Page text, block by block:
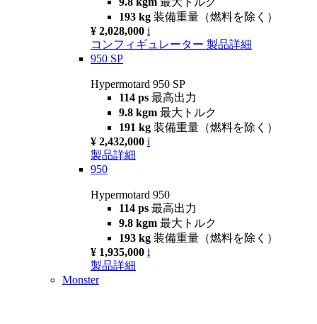
193 kg 装備重量（燃料を除く）
¥ 2,028,000 i
コンフィギュレーター 製品詳細
950 SP
Hypermotard 950 SP
114 ps 最高出力
9.8 kgm 最大トルク
191 kg 装備重量（燃料を除く）
¥ 2,432,000 i
製品詳細
950
Hypermotard 950
114 ps 最高出力
9.8 kgm 最大トルク
193 kg 装備重量（燃料を除く）
¥ 1,935,000 i
製品詳細
Monster